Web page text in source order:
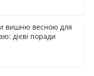
вишню весною для
дієві поради